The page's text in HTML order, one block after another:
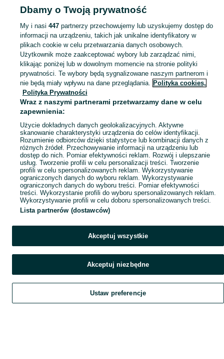
KATEGORIA
Sprzedaż sprzętu i wyposażenia dla firm Ryki ▶️ maszyny, biuro i inne ✅ Nowe i używane w atrakcyjnych cenach ✌ Sprawdź oferty na OLX.pl! Zobacz
Mapa kategorii
Mapa miejscowości
Mapa ministron
Popularne wyszukiwania
Szukaj Obserwujesz Dodaj Czat Konto
Dbamy o Twoją prywatność
My i nasi 447partnerzy przechowujemy lub uzyskujemy dostęp do
informacji na urządzeniu, takich jak unikalne identyfikatory w
plikach cookie w celu przetwarzania danych osobowych.
Użytkownik może zaakceptować wybory lub zarządzać nimi,
klikając poniżej lub w dowolnym momencie na stronie polityki
prywatności. Te wybory będą sygnalizowane naszym partnerom i
nie będą miały wpływu na dane przeglądania. Polityka cookies,
Polityka Prywatności
Wraz z naszymi partnerami przetwarzamy dane w celu
zapewnienia:
Użycie dokładnych danych geolokalizacyjnych. Aktywne
skanowanie charakterystyki urządzenia do celów identyfikacji.
Rozumienie odbiorców dzięki statystyce lub kombinacji danych z
różnych źródeł. Przechowywanie informacji na urządzeniu lub
dostęp do nich. Pomiar efektywności reklam. Rozwój i ulepszanie
usług. Tworzenie profili w celu personalizacji treści. Tworzenie
profili w celu spersonalizowanych reklam. Wykorzystywanie
ograniczonych danych do wyboru reklam. Wykorzystywanie
ograniczonych danych do wyboru treści. Pomiar efektywności
treści. Wykorzystanie profili do wyboru spersonalizowanych reklam.
Wykorzystywanie profili w celu doboru spersonalizowanych treści.
Lista partnerów (dostawców)
Akceptuj wszystkie
Akceptuj niezbędne
Ustaw preferencje